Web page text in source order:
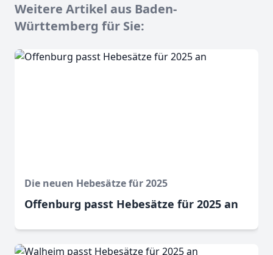
Weitere Artikel aus Baden-
Württemberg für Sie:
Die neuen Hebesätze für 2025
Offenburg passt Hebesätze für 2025 an